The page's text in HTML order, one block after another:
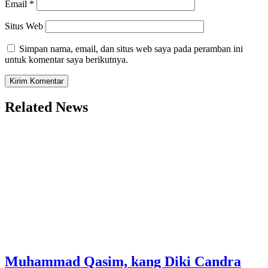
Email *
Situs Web
Simpan nama, email, dan situs web saya pada peramban ini
untuk komentar saya berikutnya.
Related News
Muhammad Qasim, kang Diki Candra